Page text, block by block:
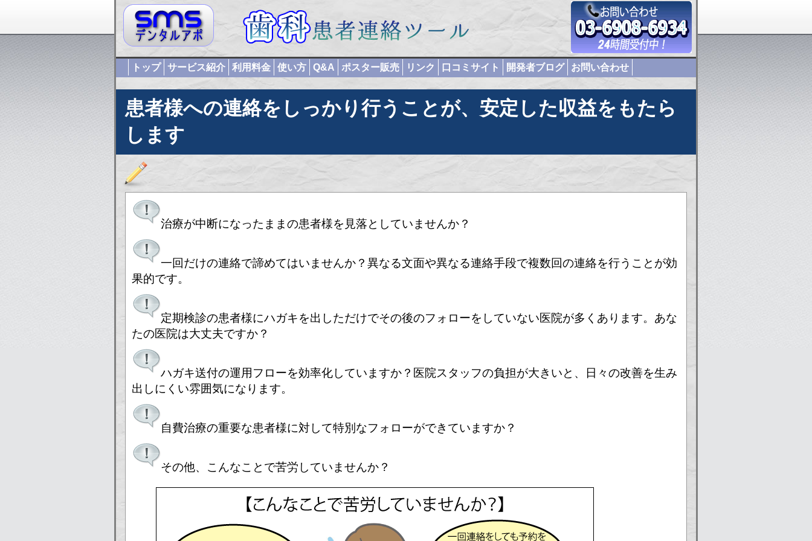
トップ サービス紹介 利用料金 使い方 Q&A ポスター販売 リンク 口コミサイト 開発者ブログ お問い合わせ
患者様への連絡をしっかり行うことが、安定した収益をもたら
します
治療が中断になったままの患者様を見落としていませんか？
一回だけの連絡で諦めてはいませんか？異なる文面や異なる連絡手段で複数回の連絡を行うことが効
果的です。
定期検診の患者様にハガキを出しただけでその後のフォローをしていない医院が多くあります。あな
たの医院は大丈夫ですか？
ハガキ送付の運用フローを効率化していますか？医院スタッフの負担が大きいと、日々の改善を生み
出しにくい雰囲気になります。
自費治療の重要な患者様に対して特別なフォローができていますか？
その他、こんなことで苦労していませんか？